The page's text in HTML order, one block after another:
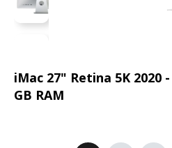
iMac 27" Retina 5K 2020
GB RAM